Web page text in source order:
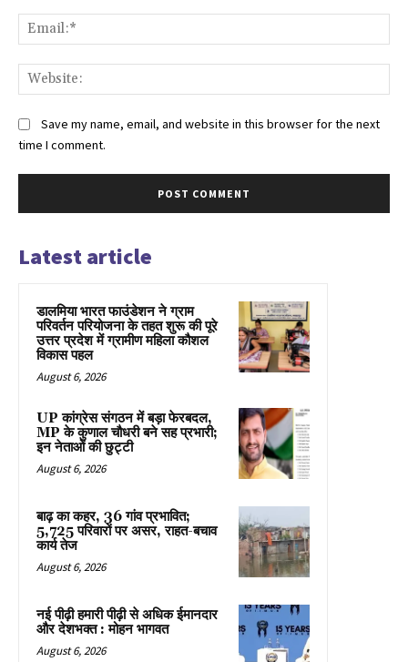
Save my name, email, and website in this browser for the next
time I comment.
Latest article
डालमिया भारत फाउंडेशन ने ग्राम
परिवर्तन परियोजना के तहत शुरू की पूरे
उत्तर प्रदेश में ग्रामीण महिला कौशल
विकास पहल
August 6, 2026
UP कांग्रेस संगठन में बड़ा फेरबदल,
MP के कुणाल चौधरी बने सह प्रभारी;
इन नेताओं की छुट्टी
August 6, 2026
बाढ़ का कहर, 36 गांव प्रभावित;
5,725 परिवारों पर असर, राहत-बचाव
कार्य तेज
August 6, 2026
नई पीढ़ी हमारी पीढ़ी से अधिक ईमानदार
और देशभक्त : मोहन भागवत
August 6, 2026